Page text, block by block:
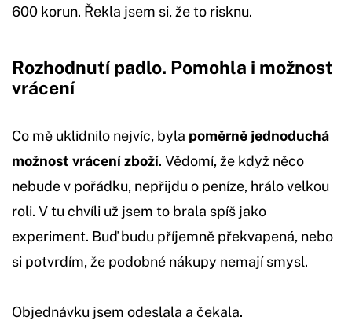
600 korun. Řekla jsem si, že to risknu.
Rozhodnutí padlo. Pomohla i možnost
vrácení
Co mě uklidnilo nejvíc, byla poměrně jednoduchá
možnost vrácení zboží. Vědomí, že když něco
nebude v pořádku, nepřijdu o peníze, hrálo velkou
roli. V tu chvíli už jsem to brala spíš jako
experiment. Buď budu příjemně překvapená, nebo
si potvrdím, že podobné nákupy nemají smysl.
Objednávku jsem odeslala a čekala.